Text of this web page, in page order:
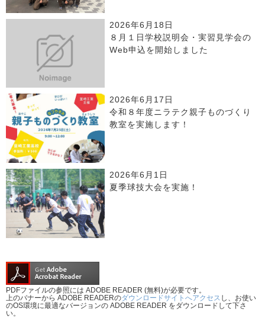
2026年6月18日
８月１日学校説明会・実習見学会の
Web申込を開始しました
2026年6月17日
令和８年度ニラテク親子ものづくり
教室を実施します！
2026年6月1日
夏季球技大会を実施！
PDFファイルの参照には ADOBE READER (無料)が必要です。
上のバナーから ADOBE READERのダウンロードサイトへアクセス し、お使い
のOS環境に最適なバージョンの ADOBE READER をダウンロードして下さ
い。